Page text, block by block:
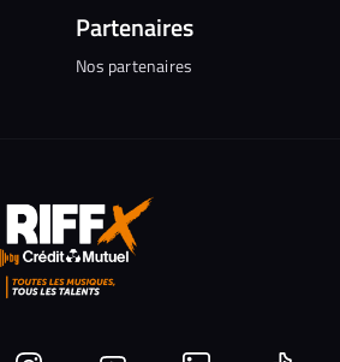
Partenaires
Nos partenaires